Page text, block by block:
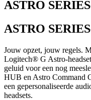
ASTRO
ASTRO
Jouw opzet, jouw regels.
Logitech® G Astro-
geluid voor een nog
HUB en Astro Command
een gepersonaliseerde
headsets.